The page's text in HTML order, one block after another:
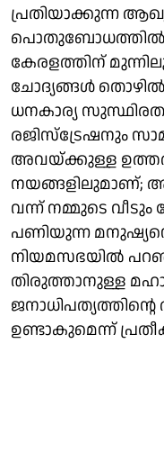
പ്രതിയാക്കുന്ന
പൊതുബോധത്തിൽ
കേരളത്തിന്
ചോദ്യങ്ങൾ തൊഴിൽ
ധനകാര്യ
രജിസ്ട്രേഷനും
അവയ്ക്കുള്ള
നയങ്ങളിലുമാണ്;
വന്ന് നമ്മുടെ
പണിയുന്ന
നിയമസഭയിൽ
തിരുത്താനുള്ള
ഉണ്ടാകുമെന്ന്